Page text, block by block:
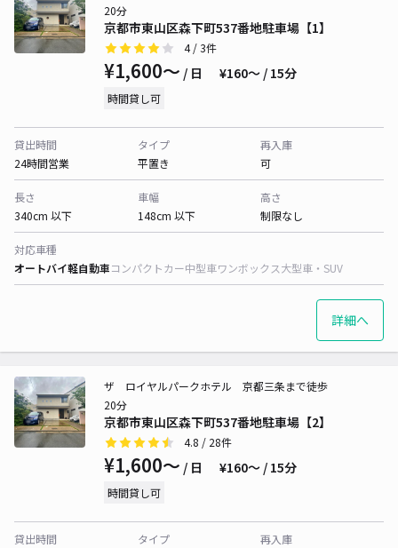
京都市東山区森下町537番地駐車場【1】
20分
4/ 3件
¥1,600〜 / 日 ¥160〜 / 15分
時間貸し可
貸出時間
24時間営業
タイプ
平置き
再入庫
可
長さ
340cm 以下
車幅
148cm 以下
高さ
制限なし
対応車種
オートバイ軽自動車コンパクトカー中型車ワンボックス大型車・SUV
詳細へ
京都市東山区森下町537番地駐車場【2】
ザ ロイヤルパークホテル 京都三条まで徒歩
20分
4.8 / 28件
¥1,600〜 / 日 ¥160〜 / 15分
時間貸し可
貸出時間
タイプ
再入庫